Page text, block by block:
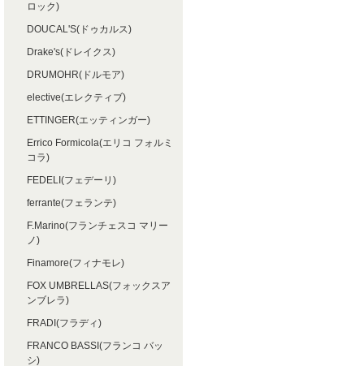
ロック)
DOUCAL'S(ドゥカルス)
Drake's(ドレイクス)
DRUMOHR(ドルモア)
elective(エレクティブ)
ETTINGER(エッティンガー)
Errico Formicola(エリコ フォルミ
コラ)
FEDELI(フェデーリ)
ferrante(フェランテ)
F.Marino(フランチェスコ マリー
ノ)
Finamore(フィナモレ)
FOX UMBRELLAS(フォックスア
ンブレラ)
FRADI(フラディ)
FRANCO BASSI(フランコ バッ
シ)